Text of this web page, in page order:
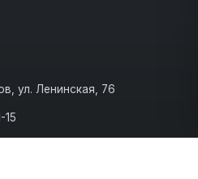
ул. Ленинская, 76
15